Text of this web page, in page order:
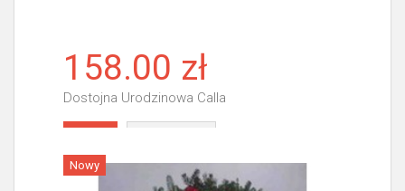
158.00 zł
Dostojna Urodzinowa Calla
Nowy